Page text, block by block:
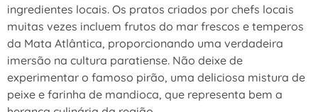
ingredientes locais. Os pratos criados por chefs locais
muitas vezes incluem frutos do mar frescos e temperos
da Mata Atlântica, proporcionando uma verdadeira
imersão na cultura paratiense. Não deixe de
experimentar o famoso pirão, uma deliciosa mistura de
peixe e farinha de mandioca, que representa bem a